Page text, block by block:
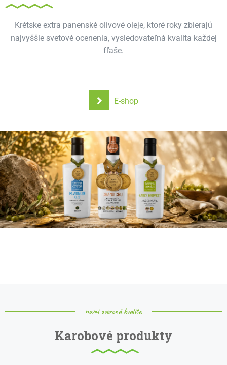
Krétske extra panenské olivové oleje, ktoré roky zbierajú
najvyššie svetové ocenenia, vysledovateľná kvalita každej
fľaše.
E-shop
nami overená kvalita
Karobové produkty